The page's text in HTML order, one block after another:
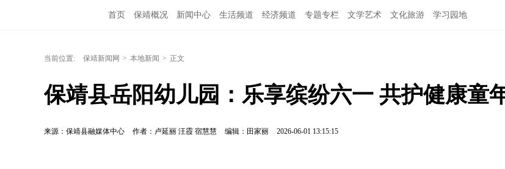
首页 保靖概况 新闻中心 生活频道 经济频道 专题专栏 文学艺术 文化旅游 学习园地
当前位置: 保靖新闻网 > 本地新闻 > 正文
保靖县岳阳幼儿园：乐享缤纷六一 共护健康童
来源：保靖县融媒体中心 作者：卢延丽 汪霞 宿慧慧 编辑：田家丽 2026-06-01 13:15:15